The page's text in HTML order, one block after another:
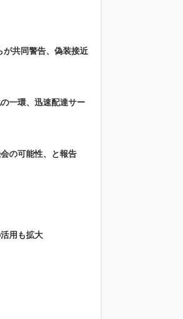
共同警告、偽装接近
一環、迅速配達サー
の可能性、と報告
用も拡大